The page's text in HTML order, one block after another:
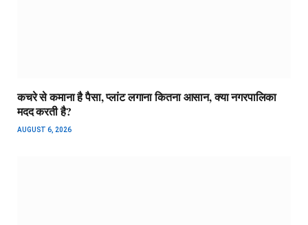
कचरे से कमाना है पैसा, प्लांट लगाना कितना आसान, क्या नगरपालिका
मदद करती है?
AUGUST 6, 2026